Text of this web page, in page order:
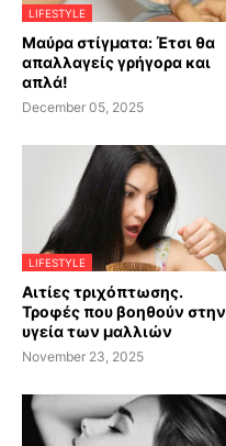
LIFESTYLE
Μαύρα στίγματα: Έτσι θα
απαλλαγείς γρήγορα και
απλά!
December 05, 2025
LIFESTYLE
Αιτίες τριχόπτωσης.
Τροφές που βοηθούν στην
υγεία των μαλλιών
November 23, 2025